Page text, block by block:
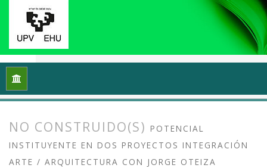
Inicio
NO CONSTRUIDO(S) POTENCIAL
INSTITUYENTE EN DOS PROYECTOS INTEGRACIÓN
ARTE / ARQUITECTURA CON JORGE OTEIZA